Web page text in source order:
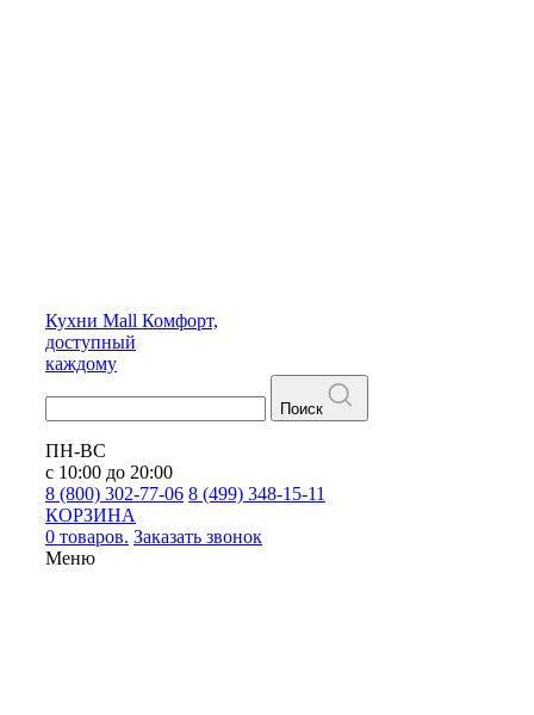
Кухни Mall Комфорт,
доступный
каждому
Поиск
ПН-ВС
с 10:00 до 20:00
8 (800) 302-77-06 8 (499) 348-15-11
КОРЗИНА
0 товаров. Заказать звонок
Меню